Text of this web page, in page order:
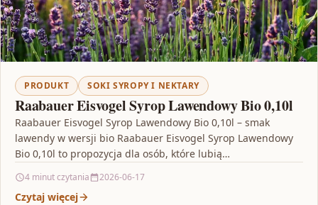
PRODUKT SOKI SYROPY I NEKTARY
Raabauer Eisvogel Syrop Lawendowy Bio 0,10l
Raabauer Eisvogel Syrop Lawendowy Bio 0,10l – smak
lawendy w wersji bio Raabauer Eisvogel Syrop Lawendowy
Bio 0,10l to propozycja dla osób, które lubią…
4 minut czytania 2026-06-17
Czytaj więcej